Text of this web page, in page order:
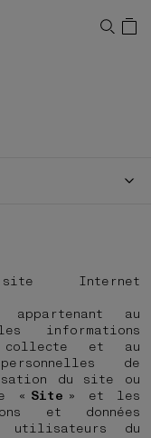
Internet
appartenant au
informations
et au
de
du site ou
« Site » et les
et données
utilisateurs du